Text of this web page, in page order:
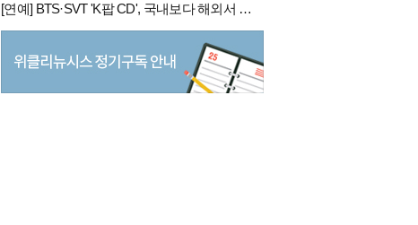
[연예] BTS·SVT 'K팝 CD', 국내보다 해외서 더 팔린다 왜?